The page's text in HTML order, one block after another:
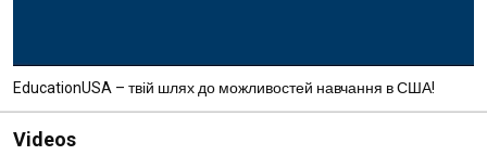
EducationUSA – твій шлях до можливостей навчання в США!
Videos